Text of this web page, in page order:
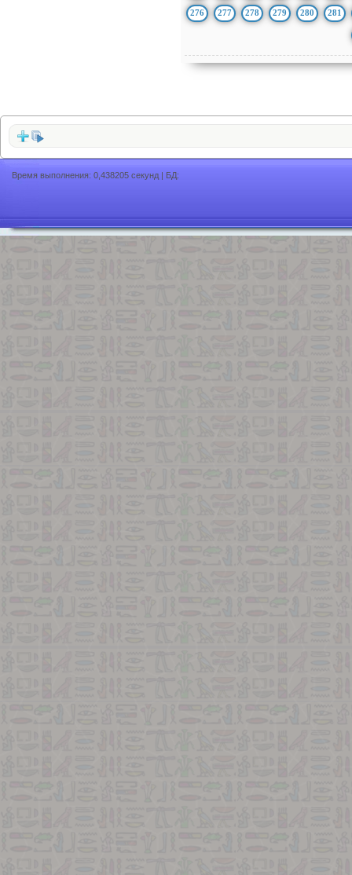
276 277 278 279 280 281
Время выполнения: 0,438205 секунд | БД: